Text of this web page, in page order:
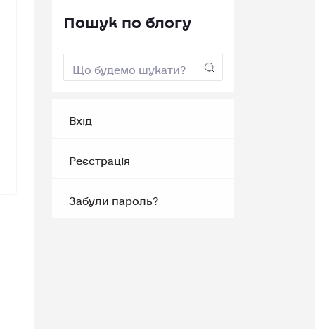
Пошук по блогу
Вхід
Реєстрація
Забули пароль?